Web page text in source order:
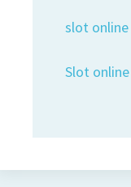
slot online
Slot online